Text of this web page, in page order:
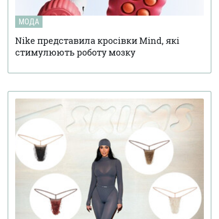
МОДА
Nike представила кросівки Mind, які
стимулюють роботу мозку